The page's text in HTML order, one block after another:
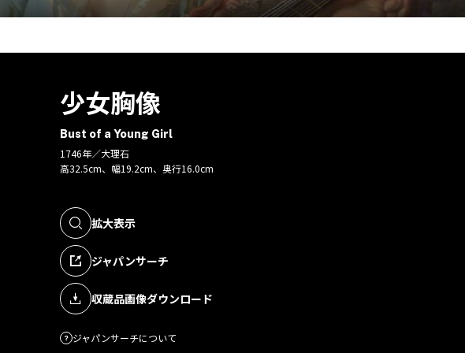
少女胸像
Bust of a Young Girl
1746年／大理石
高32.5cm、幅19.2cm、奥行16.0cm
拡大表示
ジャパンサーチ
収蔵品画像ダウンロード
ジャパンサーチについて